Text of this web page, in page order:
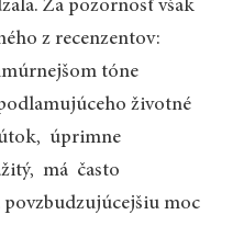
Za pozornosť však
z recenzentov:
tóne
životné
úprimne
má často
moc